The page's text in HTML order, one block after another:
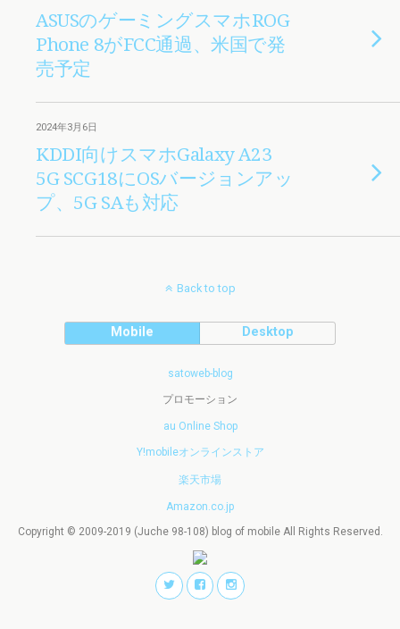
ASUSのゲーミングスマホROG
Phone 8がFCC通過、米国で発
売予定
2024年3月6日
KDDI向けスマホGalaxy A23
5G SCG18にOSバージョンアッ
プ、5G SAも対応
Back to top
Mobile Desktop
satoweb-blog
プロモーション
au Online Shop
Y!mobileオンラインストア
楽天市場
Amazon.co.jp
Copyright © 2009-2019 (Juche 98-108) blog of mobile All Rights Reserved.